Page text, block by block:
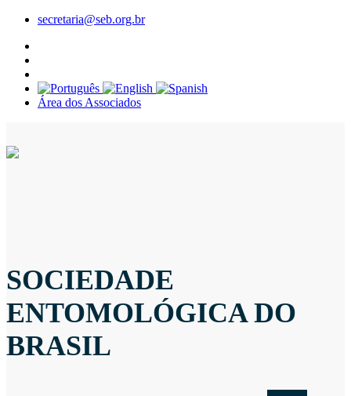
secretaria@seb.org.br
Área dos Associados
SOCIEDADE
ENTOMOLÓGICA DO
BRASIL